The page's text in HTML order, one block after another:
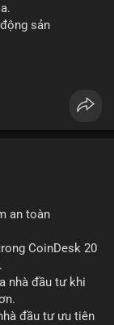
sản
thanh khoản cho
#tokenization
an toàn
CoinDesk 20
nhà đầu tư khi
đầu tư ưu tiên